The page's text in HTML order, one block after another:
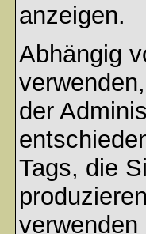
anzeigen.
Abhängig
der
Tags, die